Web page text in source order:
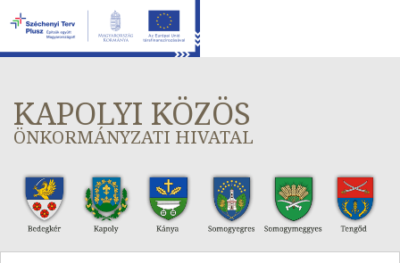
KAPOLYI KÖZÖS
ÖNKORMÁNYZATI HIVATAL